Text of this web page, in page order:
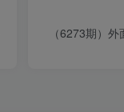
（6273期）